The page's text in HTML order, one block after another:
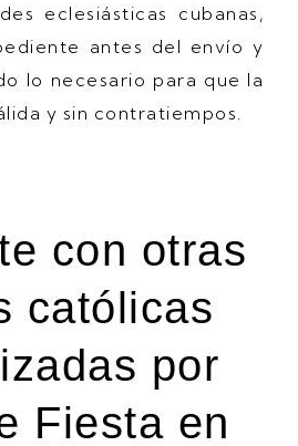
eclesiásticas cubanas,
antes del envío y
lo necesario para que la
y sin contratiempos.
con otras
católicas
por
Fiesta en